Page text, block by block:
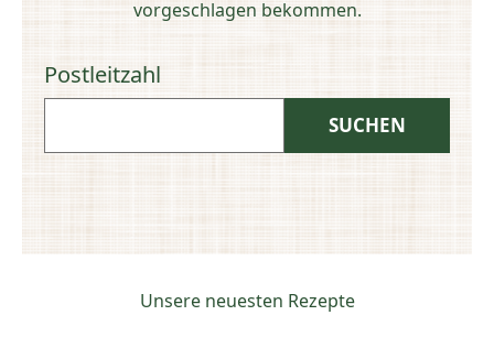
vorgeschlagen bekommen.
Postleitzahl
Unsere neuesten Rezepte